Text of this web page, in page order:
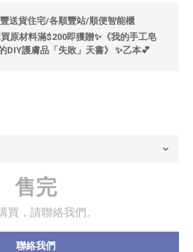
送貨住宅/各順豐站/順便智能櫃
原材料滿$200即獲贈✨《我的手工皂
DIY護膚品「失敗」天書》 ✨乙本💕
售完
買，請聯絡我們。
聯絡我們